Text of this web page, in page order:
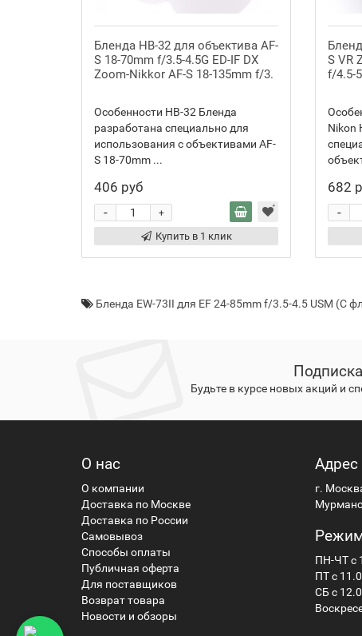
Бленда HB-32 для объектива AF-
S 18-70mm f/3.5-4.5G ED-IF DX
Zoom-Nikkor AF-S 18-135mm f/3.
Особенности HB-32 Бленда
разработана специально для
использования с объективами AF-
S 18-70mm ...
406 руб
+
-
Купить в 1 клик
S VR
f/4.5-
Nikon
682
-
Бленда EW-73II для EF 24-85mm f/3.5-4.5 USM (С
Будьте в курсе новых акций и
О нас
О компании
Доставка по Москве
Доставка по России
Самовывоз
Способы оплаты
Публичная оферта
Для поставщиков
Возврат товара
Новости и обзоры
Адрес
г.
ПН-ЧТ с
ПТ с
СБ с